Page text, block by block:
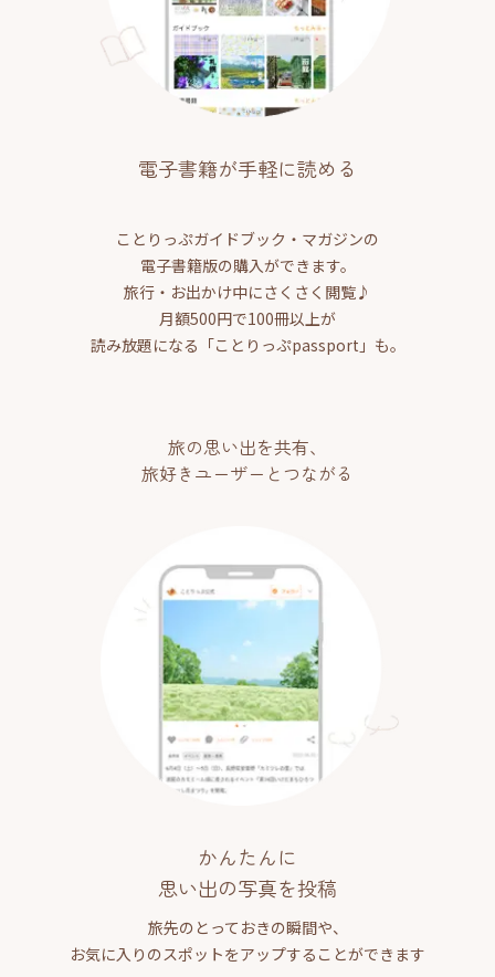
電子書籍が手軽に読める
ことりっぷガイドブック・マガジンの
電子書籍版の購入ができます。
旅行・お出かけ中にさくさく閲覧♪
月額500円で100冊以上が
読み放題になる「ことりっぷpassport」も。
旅の思い出を共有、
旅好きユーザーとつながる
かんたんに
思い出の写真を投稿
旅先のとっておきの瞬間や、
お気に入りのスポットをアップすることができます